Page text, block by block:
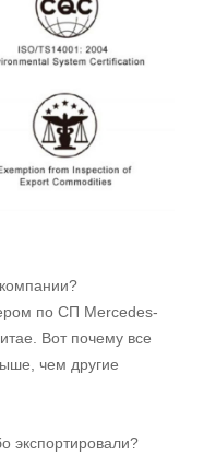
по СП Mercedes-
Вот почему все
чем другие
экспортировали?